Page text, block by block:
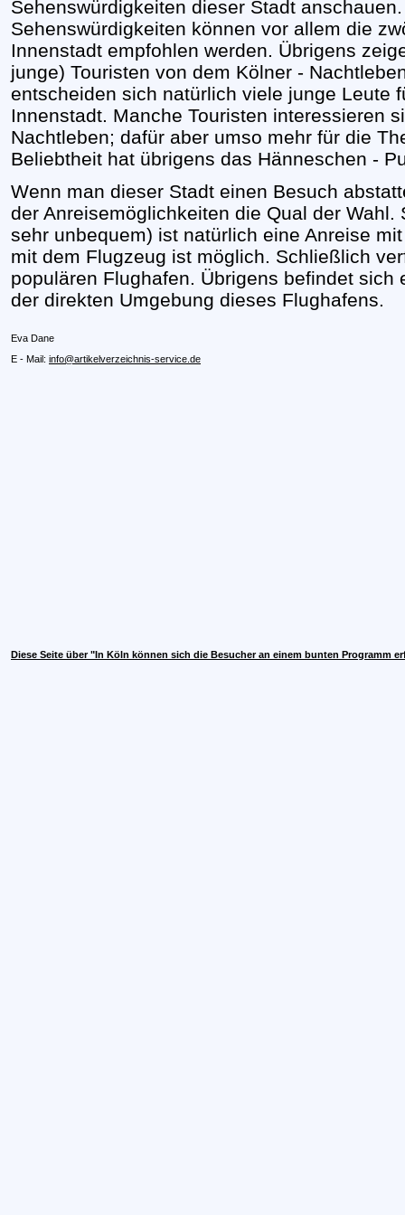
Sehenswürdigkeiten dieser Stadt
Sehenswürdigkeiten können vor allem die
Innenstadt empfohlen werden. Übrigens
junge) Touristen von dem Kölner -
entscheiden sich natürlich viele junge Leute
Innenstadt. Manche Touristen interessieren
Nachtleben; dafür aber umso mehr für die
Beliebtheit hat übrigens das Hänneschen -
Wenn man dieser Stadt einen Besuch
der Anreisemöglichkeiten die Qual der
sehr unbequem) ist natürlich eine Anreise
mit dem Flugzeug ist möglich. Schließlich
populären Flughafen. Übrigens befindet sich
der direkten Umgebung dieses Flughafens.
Eva Dane
E - Mail: info@artikelverzeichnis-service.de
Diese Seite über "In Köln können sich die Besucher an einem bunten Programm